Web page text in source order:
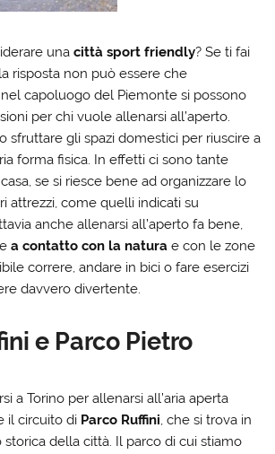
unacittà sport friendly? Se ti fai
risposta non può essere che
capoluogo del Piemonte si possono
per chi vuole allenarsi all’aperto.
sfruttare gli spazi domestici per riuscire a
forma fisica. In effetti ci sono tante
se si riesce bene ad organizzare lo
attrezzi, come quelli indicati su
anche allenarsi all’aperto fa bene,
a contatto con la natura e con le zone
correre, andare in bici o fare esercizi
davvero divertente.
e Parco Pietro
a Torino per allenarsi all’aria aperta
il circuito di Parco Ruffini, che si trova in
della città. Il parco di cui stiamo